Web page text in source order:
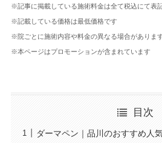
※記事に掲載している施術料金は全て税込にて表
※記載している価格は最低価格です
※院ごとに施術内容や料金の異なる場合がありま
※本ページはプロモーションが含まれています
目次
ダーマペン｜品川のおすすめ人